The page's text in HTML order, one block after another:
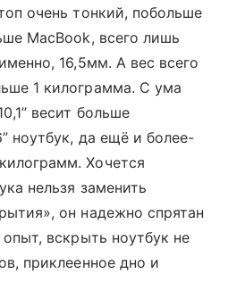
очень тонкий, побольше
MacBook, всего лишь
16,5мм. А вес всего
1 килограмма. С ума
весит больше
ноутбук, да ещё и более-
Хочется
нельзя заменить
он надежно спрятан
вскрыть ноутбук не
приклеенное дно и